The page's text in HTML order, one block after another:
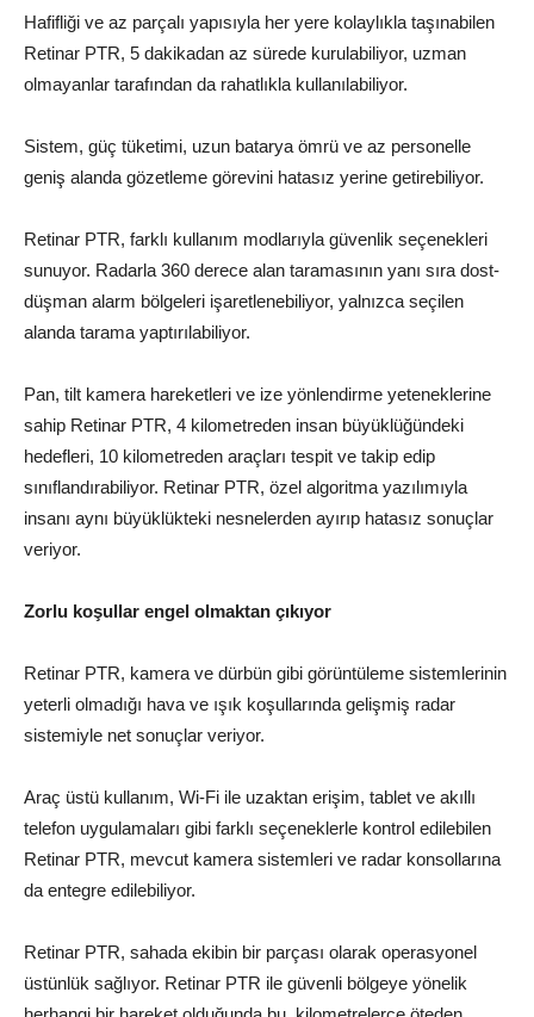
Hafifliği ve az parçalı yapısıyla her yere kolaylıkla taşınabilen
Retinar PTR, 5 dakikadan az sürede kurulabiliyor, uzman
olmayanlar tarafından da rahatlıkla kullanılabiliyor.
Sistem, güç tüketimi, uzun batarya ömrü ve az personelle
geniş alanda gözetleme görevini hatasız yerine getirebiliyor.
Retinar PTR, farklı kullanım modlarıyla güvenlik seçenekleri
sunuyor. Radarla 360 derece alan taramasının yanı sıra dost-
düşman alarm bölgeleri işaretlenebiliyor, yalnızca seçilen
alanda tarama yaptırılabiliyor.
Pan, tilt kamera hareketleri ve ize yönlendirme yeteneklerine
sahip Retinar PTR, 4 kilometreden insan büyüklüğündeki
hedefleri, 10 kilometreden araçları tespit ve takip edip
sınıflandırabiliyor. Retinar PTR, özel algoritma yazılımıyla
insanı aynı büyüklükteki nesnelerden ayırıp hatasız sonuçlar
veriyor.
Zorlu koşullar engel olmaktan çıkıyor
Retinar PTR, kamera ve dürbün gibi görüntüleme sistemlerinin
yeterli olmadığı hava ve ışık koşullarında gelişmiş radar
sistemiyle net sonuçlar veriyor.
Araç üstü kullanım, Wi-Fi ile uzaktan erişim, tablet ve akıllı
telefon uygulamaları gibi farklı seçeneklerle kontrol edilebilen
Retinar PTR, mevcut kamera sistemleri ve radar konsollarına
da entegre edilebiliyor.
Retinar PTR, sahada ekibin bir parçası olarak operasyonel
üstünlük sağlıyor. Retinar PTR ile güvenli bölgeye yönelik